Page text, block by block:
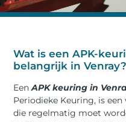
Wat is een APK-
belangrijk in Venray?
EenAPK keuring in
Periodieke Keuring, is
die regelmatig moet